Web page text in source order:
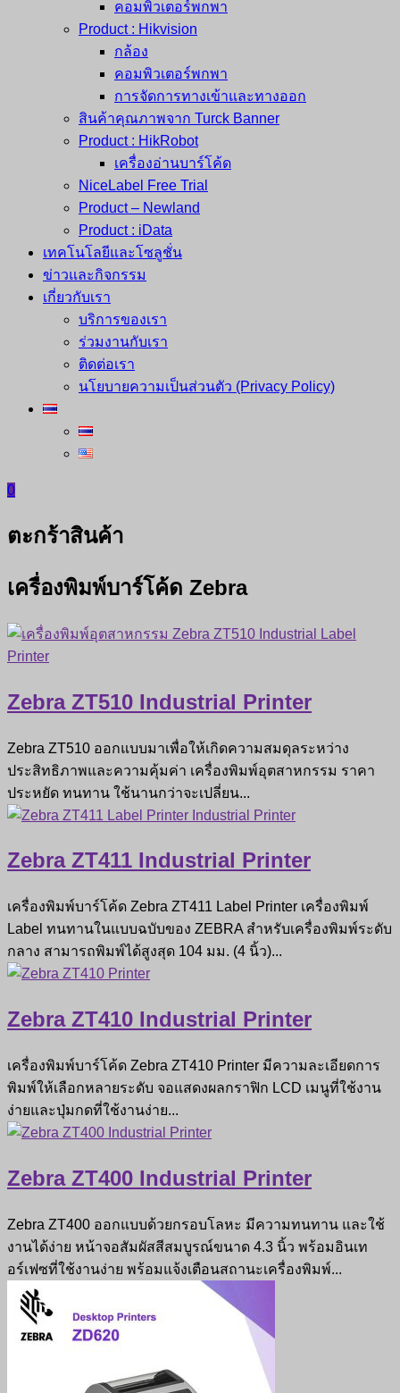
คอมพิวเตอร์พกพา
Product : Hikvision
กล้อง
คอมพิวเตอร์พกพา
การจัดการทางเข้าและทางออก
สินค้าคุณภาพจาก Turck Banner
Product : HikRobot
เครื่องอ่านบาร์โค้ด
NiceLabel Free Trial
Product – Newland
Product : iData
เทคโนโลยีและโซลูชั่น
ข่าวและกิจกรรม
เกี่ยวกับเรา
บริการของเรา
ร่วมงานกับเรา
ติดต่อเรา
นโยบายความเป็นส่วนตัว (Privacy Policy)
0
ตะกร้าสินค้า
เครื่องพิมพ์บาร์โค้ด Zebra
Zebra ZT510 Industrial Printer
Zebra ZT510 ออกแบบมาเพื่อให้เกิดความสมดุลระหว่าง
ประสิทธิภาพและความคุ้มค่า เครื่องพิมพ์อุตสาหกรรม ราคา
ประหยัด ทนทาน ใช้นานกว่าจะเปลี่ยน...
Zebra ZT411 Industrial Printer
เครื่องพิมพ์บาร์โค้ด Zebra ZT411 Label Printer เครื่องพิมพ์
Label ทนทานในแบบฉบับของ ZEBRA สำหรับเครื่องพิมพ์ระดับ
กลาง สามารถพิมพ์ได้สูงสุด 104 มม. (4 นิ้ว)...
Zebra ZT410 Industrial Printer
เครื่องพิมพ์บาร์โค้ด Zebra ZT410 Printer มีความละเอียดการ
พิมพ์ให้เลือกหลายระดับ จอแสดงผลกราฟิก LCD เมนูที่ใช้งาน
ง่ายและปุ่มกดที่ใช้งานง่าย...
Zebra ZT400 Industrial Printer
Zebra ZT400 ออกแบบด้วยกรอบโลหะ มีความทนทาน และใช้
งานได้ง่าย หน้าจอสัมผัสสีสมบูรณ์ขนาด 4.3 นิ้ว พร้อมอินเท
อร์เฟซที่ใช้งานง่าย พร้อมแจ้งเตือนสถานะเครื่องพิมพ์...